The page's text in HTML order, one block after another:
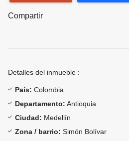
Compartir
Detalles del inmueble :
País: Colombia
Departamento: Antioquia
Ciudad: Medellín
Zona / barrio: Simón Bolívar